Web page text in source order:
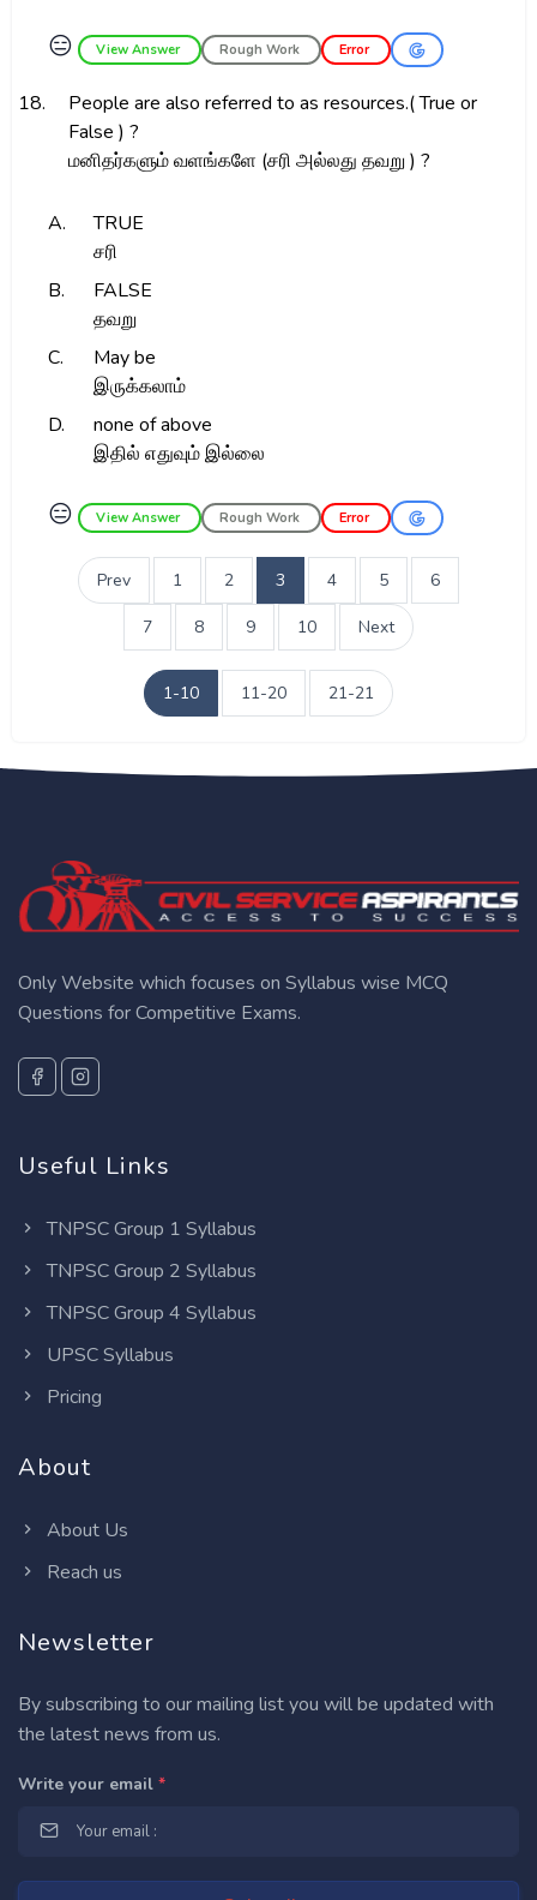
😑 View Answer Rough Work Error
18.
People are also referred to as resources.( True or
False ) ?
மனிதர்களும் வளங்களே (சரி அல்லது தவறு ) ?
A.
TRUE
சரி
B.
FALSE
தவறு
C.
May be
இருக்கலாம்
D.
none of above
இதில் எதுவும் இல்லை
😑 View Answer Rough Work Error
Prev 1 2 3 4 5 6
7 8 9 10 Next
1-10 11-20 21-21
Only Website which focuses on Syllabus wise MCQ
Questions for Competitive Exams.
Useful Links
TNPSC Group 1 Syllabus
TNPSC Group 2 Syllabus
TNPSC Group 4 Syllabus
UPSC Syllabus
Pricing
About
About Us
Reach us
Newsletter
By subscribing to our mailing list you will be updated with
the latest news from us.
Write your email *